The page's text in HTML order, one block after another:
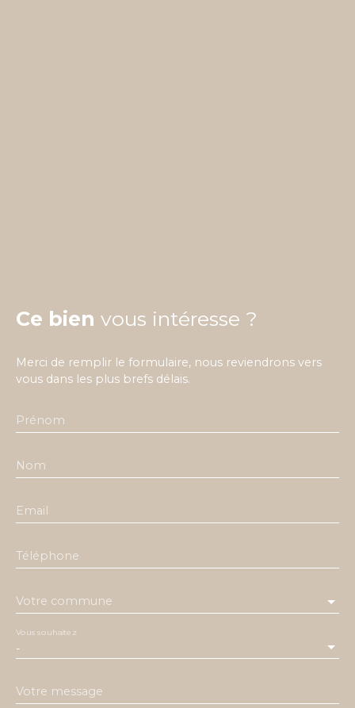
Ce bien vous intéresse ?
Merci de remplir le formulaire, nous reviendrons vers
vous dans les plus brefs délais.
Prénom
Nom
Email
Téléphone
Votre commune
-
Vous souhaitez
Votre message